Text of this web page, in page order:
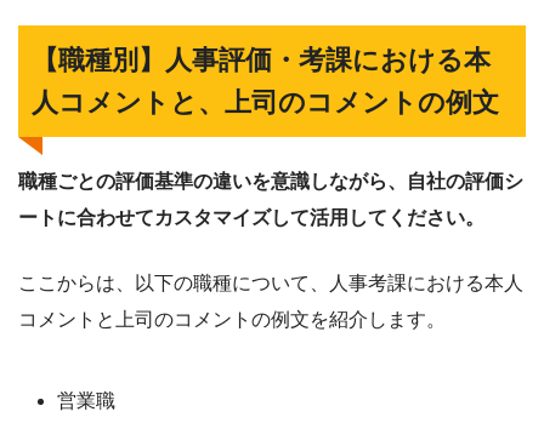
【職種別】人事評価・考課における本
人コメントと、上司のコメントの例文
職種ごとの評価基準の違いを意識しながら、自社の評価シ
ートに合わせてカスタマイズして活用してください。
ここからは、以下の職種について、人事考課における本人
コメントと上司のコメントの例文を紹介します。
営業職